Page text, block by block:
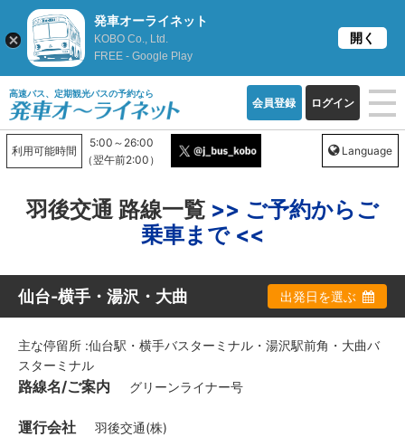
高速バス、定期観光バスの予約なら
会員登録 ログイン
利用可能時間
5:00～26:00
（翌午前2:00）
Language
羽後交通 路線一覧 >> ご予約からご
乗車まで <<
仙台-横手・湯沢・大曲 出発日を選ぶ
主な停留所 :仙台駅・横手バスターミナル・湯沢駅前角・大曲バ
スターミナル
路線名/ご案内 グリーンライナー号
運行会社
羽後交通(株)
発車オーライネット
KOBO Co., Ltd.
FREE - Google Play
開く